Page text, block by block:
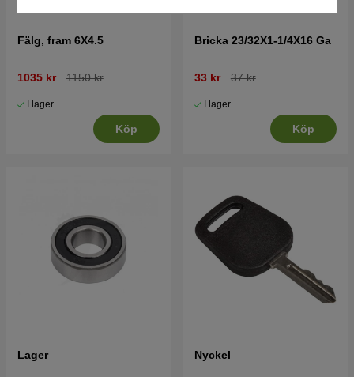
Fälg, fram 6X4.5
1035 kr 1150 kr
I lager
Köp
Bricka 23/32X1-1/4X16 Ga
33 kr 37 kr
I lager
Köp
Lager Nyckel